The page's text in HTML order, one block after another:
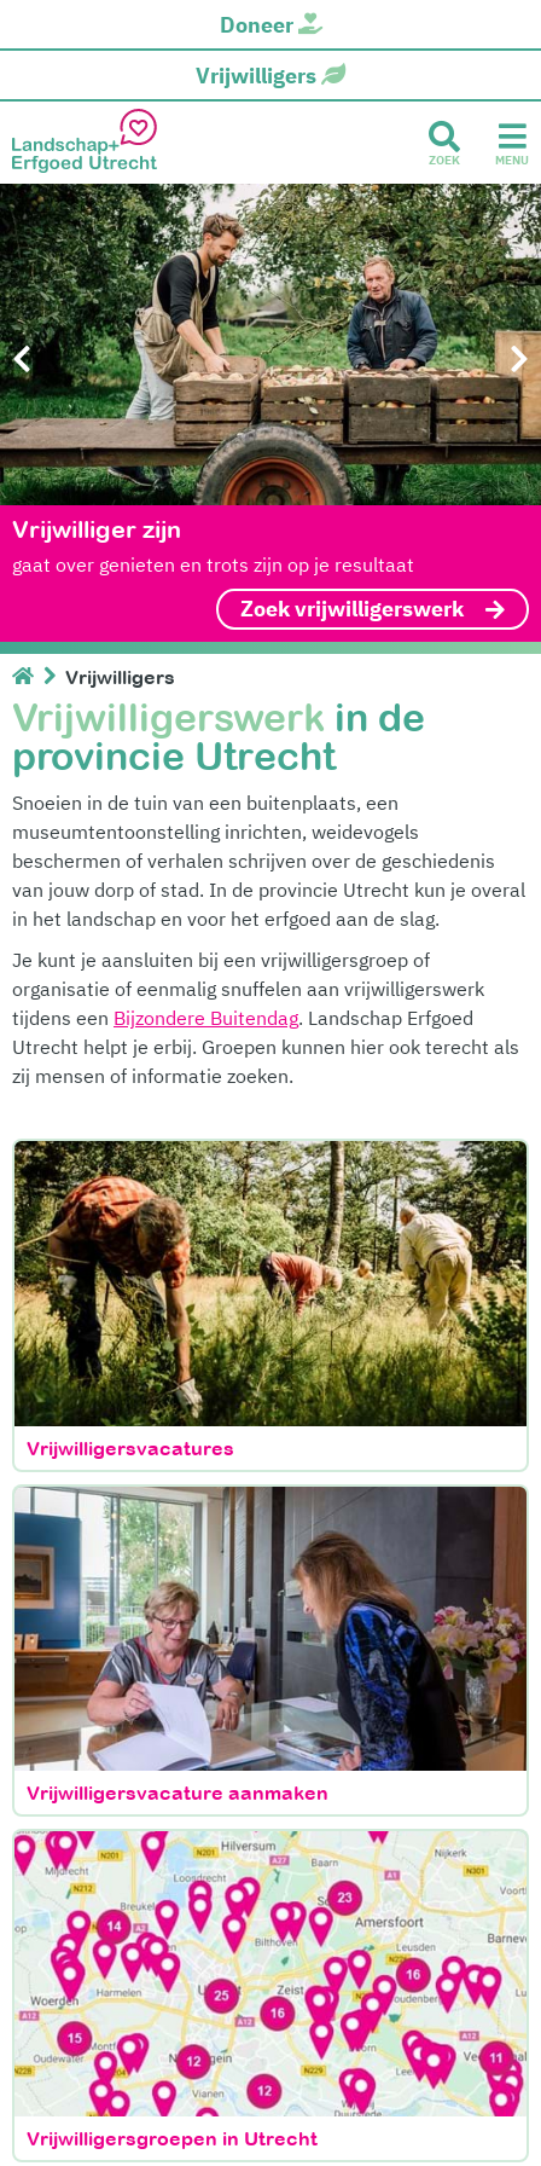
Doneer
Vrijwilligers
ZOEK MENU
Vrijwilliger zijn
gaat over genieten en trots zijn op je resultaat
Zoek vrijwilligerswerk
Vrijwilligers
Vrijwilligerswerk in de
provincie Utrecht
Snoeien in de tuin van een buitenplaats, een
museumtentoonstelling inrichten, weidevogels
beschermen of verhalen schrijven over de geschiedenis
van jouw dorp of stad. In de provincie Utrecht kun je overal
in het landschap en voor het erfgoed aan de slag.
Je kunt je aansluiten bij een vrijwilligersgroep of
organisatie of eenmalig snuffelen aan vrijwilligerswerk
tijdens een Bijzondere Buitendag. Landschap Erfgoed
Utrecht helpt je erbij. Groepen kunnen hier ook terecht als
zij mensen of informatie zoeken.
Vrijwilligersvacatures
Vrijwilligersvacature aanmaken
Vrijwilligersgroepen in Utrecht